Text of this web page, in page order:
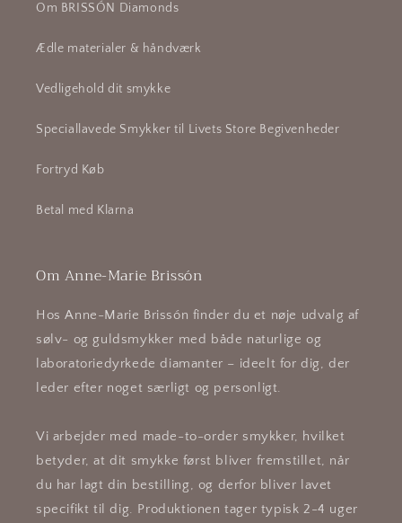
Om BRISSÓN Diamonds
Ædle materialer & håndværk
Vedligehold dit smykke
Speciallavede Smykker til Livets Store Begivenheder
Fortryd Køb
Betal med Klarna
Om Anne-Marie Brissón
Hos Anne-Marie Brissón finder du et nøje udvalg af
sølv- og guldsmykker med både naturlige og
laboratoriedyrkede diamanter – ideelt for dig, der
leder efter noget særligt og personligt.
Vi arbejder med made-to-order smykker, hvilket
betyder, at dit smykke først bliver fremstillet, når
du har lagt din bestilling, og derfor bliver lavet
specifikt til dig. Produktionen tager typisk 2-4 uger